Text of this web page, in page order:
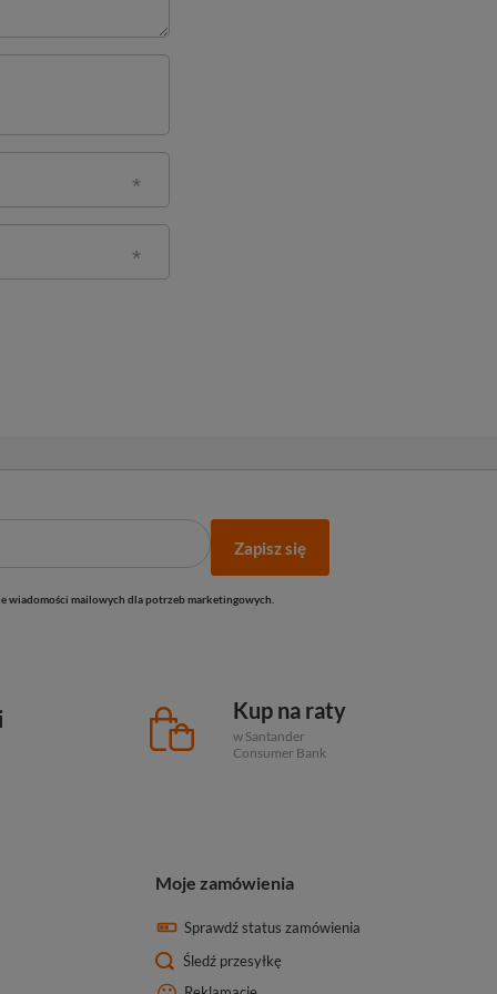
Zapisz się
wiadomości mailowych dla potrzeb marketingowych.
Kup na raty
w Santander
Consumer Bank
Moje zamówienia
Sprawdź status zamówienia
Śledź przesyłkę